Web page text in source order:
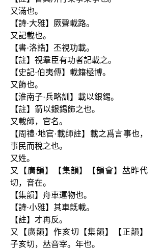
又滿也。
【詩·大雅】厥聲載路。
又記載也。
【書·洛誥】丕視功載。
【註】視羣臣有功者記載之。
【史記·伯夷傳】載籍極博。
又飾也。
【淮南子·兵略訓】載以銀錫。
【註】箭以銀錫飾之也。
又載師，官名。
【周禮·地官·載師註】載之爲言事也，
事民而稅之也。
又姓。
又【廣韻】【集韻】【韻會】𠀤昨代
切，音在。
【集韻】舟車運物也。
【詩·小雅】其車旣載。
【註】才再反。
又【廣韻】作亥切【集韻】【正韻】
子亥切，𠀤音宰。年也。